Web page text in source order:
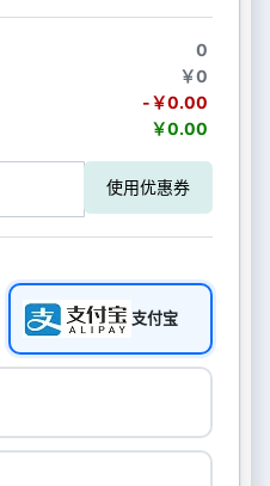
0
￥0
-￥0.00
￥0.00
使用优惠券
支付宝